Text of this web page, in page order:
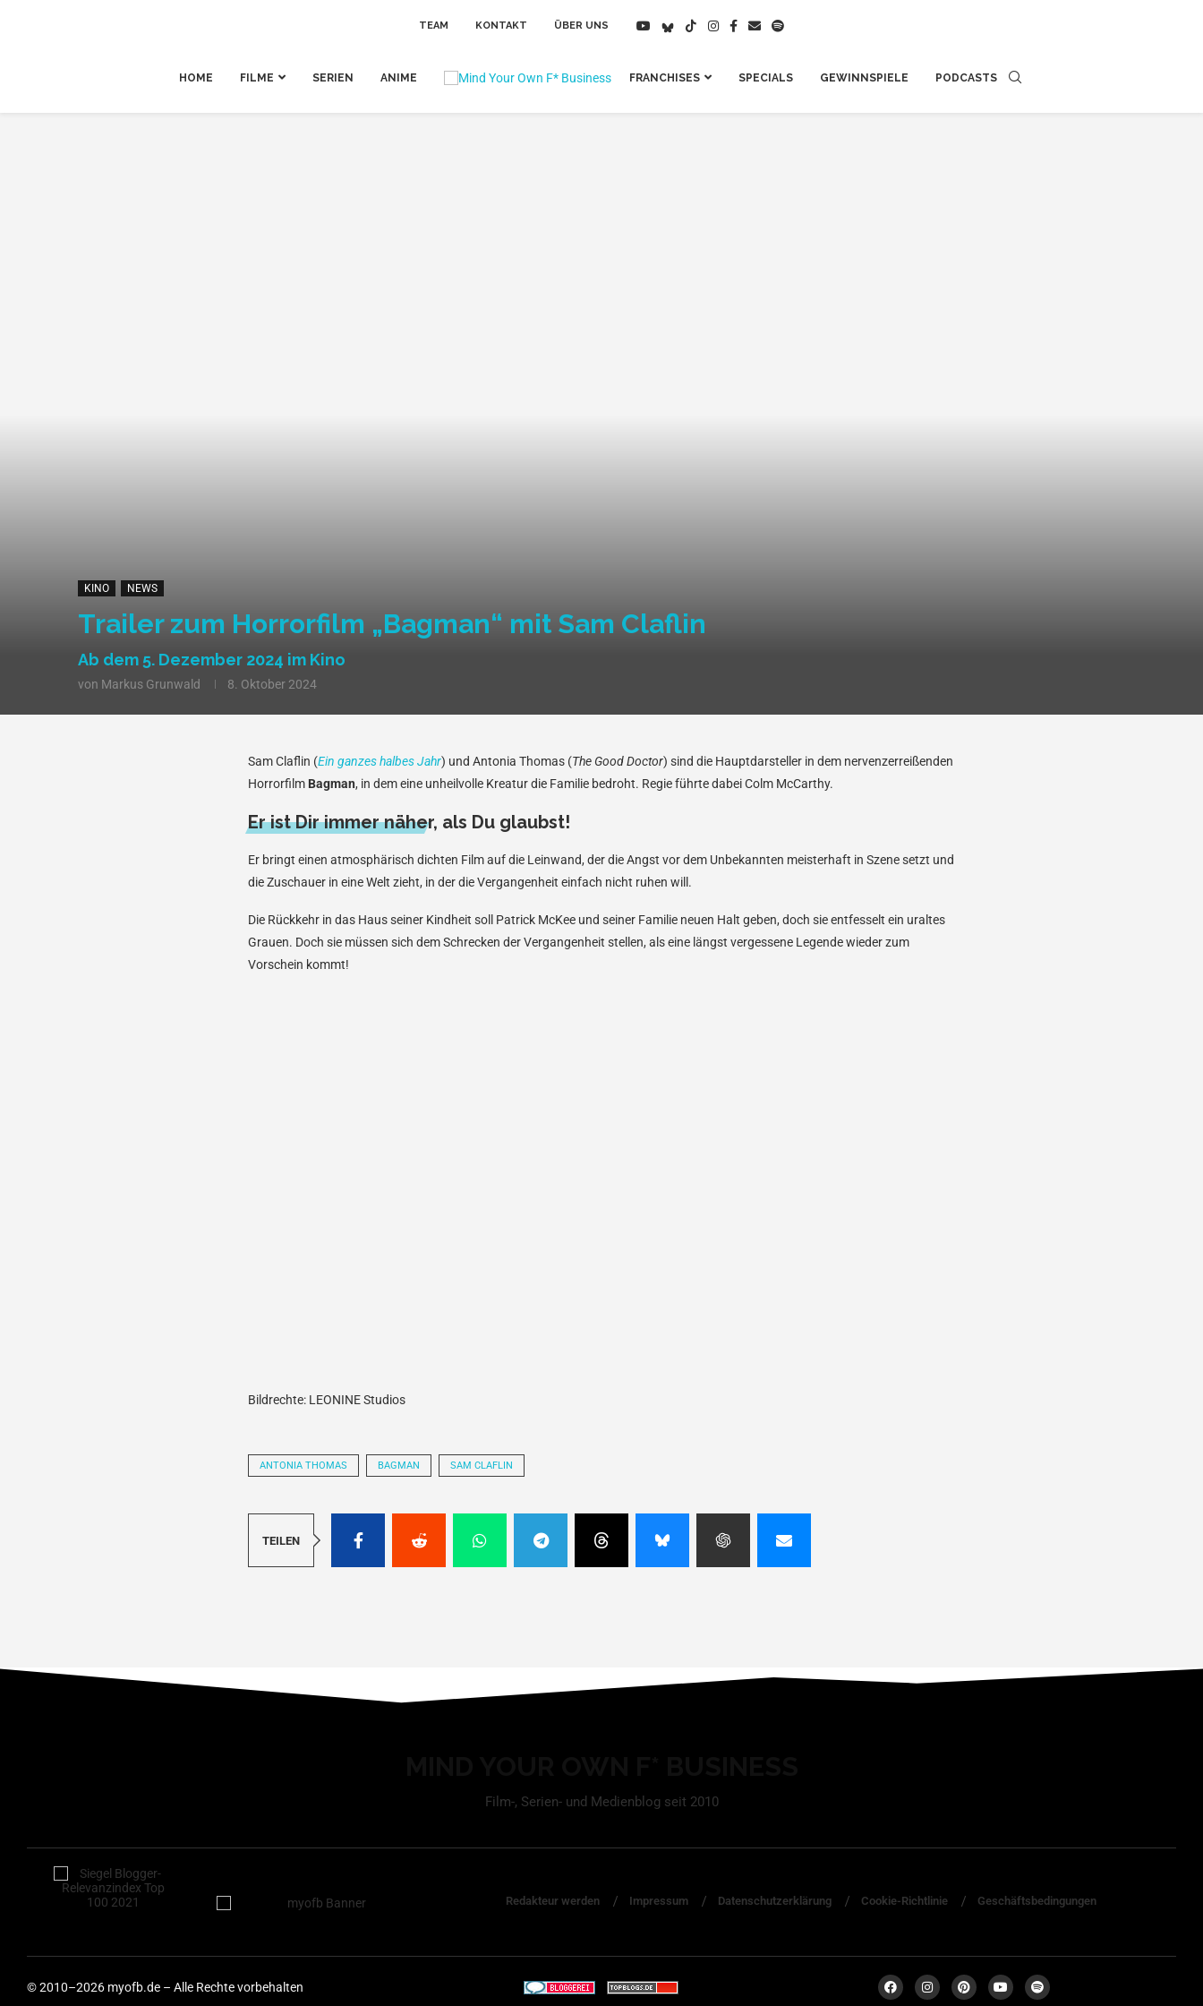
TEAM KONTAKT ÜBER UNS
HOME FILME SERIEN ANIME FRANCHISES SPECIALS GEWINNSPIELE PODCASTS
KINO NEWS
Trailer zum Horrorfilm „Bagman“ mit Sam Claflin
Ab dem 5. Dezember 2024 im Kino
von Markus Grunwald 8. Oktober 2024
Sam Claflin (Ein ganzes halbes Jahr) und Antonia Thomas (The Good Doctor) sind die Hauptdarsteller in dem nervenzerreißenden
Horrorfilm Bagman, in dem eine unheilvolle Kreatur die Familie bedroht. Regie führte dabei Colm McCarthy.
Er ist Dir immer näher, als Du glaubst!
Er bringt einen atmosphärisch dichten Film auf die Leinwand, der die Angst vor dem Unbekannten meisterhaft in Szene setzt und
die Zuschauer in eine Welt zieht, in der die Vergangenheit einfach nicht ruhen will.
Die Rückkehr in das Haus seiner Kindheit soll Patrick McKee und seiner Familie neuen Halt geben, doch sie entfesselt ein uraltes
Grauen. Doch sie müssen sich dem Schrecken der Vergangenheit stellen, als eine längst vergessene Legende wieder zum
Vorschein kommt!
Bildrechte: LEONINE Studios
ANTONIA THOMAS BAGMAN SAM CLAFLIN
TEILEN
Film-, Serien- und Medienblog seit 2010
Redakteur werden Impressum Datenschutzerklärung Cookie-Richtlinie Geschäftsbedingungen
© 2010–2026 myofb.de – Alle Rechte vorbehalten